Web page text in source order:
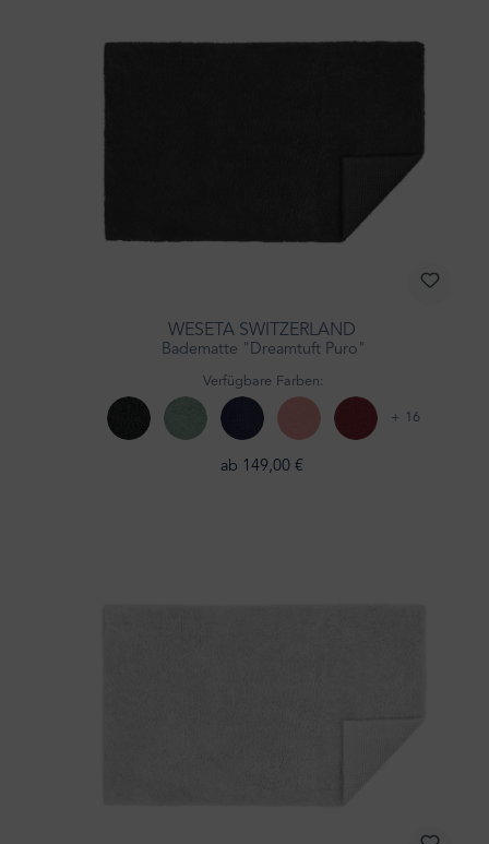
WESETA SWITZERLAND
Badematte "Dreamtuft Puro"
Verfügbare Farben:
+ 16
ab 149,00 €